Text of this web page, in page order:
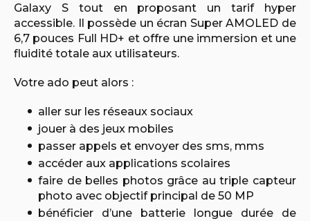
Galaxy S tout en proposant un tarif hyper
accessible. Il possède un écran Super AMOLED de
6,7 pouces Full HD+ et offre une immersion et une
fluidité totale aux utilisateurs.
Votre ado peut alors :
aller sur les réseaux sociaux
jouer à des jeux mobiles
passer appels et envoyer des sms, mms
accéder aux applications scolaires
faire de belles photos grâce au triple capteur
photo avec objectif principal de 50 MP
bénéficier d’une batterie longue durée de